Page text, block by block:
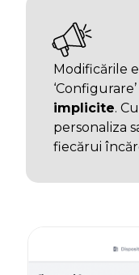
Modificările
implicite.
personaliza
fiecărui